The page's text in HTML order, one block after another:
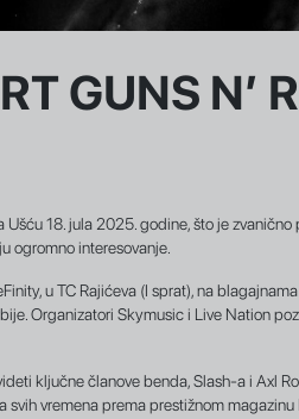
GUNS N’
18. jula 2025. godine, što je
ogromno interesovanje.
u TC Rajićeva (I sprat), na
Organizatori Skymusic i Live Nation
ključne članove benda, Slash-a i Axl
vremena prema prestižnom magazinu